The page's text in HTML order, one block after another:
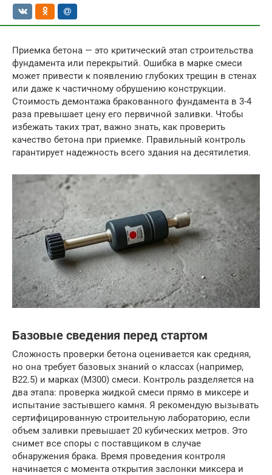
Приемка бетона — это критический этап строительства
фундамента или перекрытий. Ошибка в марке смеси
может привести к появлению глубоких трещин в стенах
или даже к частичному обрушению конструкции.
Стоимость демонтажа бракованного фундамента в 3-4
раза превышает цену его первичной заливки. Чтобы
избежать таких трат, важно знать, как проверить
качество бетона при приемке. Правильный контроль
гарантирует надежность всего здания на десятилетия.
Базовые сведения перед стартом
Сложность проверки бетона оценивается как средняя,
но она требует базовых знаний о классах (например,
B22.5) и марках (М300) смеси. Контроль разделяется на
два этапа: проверка жидкой смеси прямо в миксере и
испытание застывшего камня. Я рекомендую вызывать
сертифицированную строительную лабораторию, если
объем заливки превышает 20 кубических метров. Это
снимет все споры с поставщиком в случае
обнаружения брака. Время проведения контроля
начинается с момента открытия заслонки миксера и